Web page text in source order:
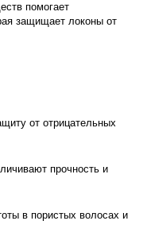
помогает
защищает локоны от
от отрицательных
прочность и
в пористых волосах и